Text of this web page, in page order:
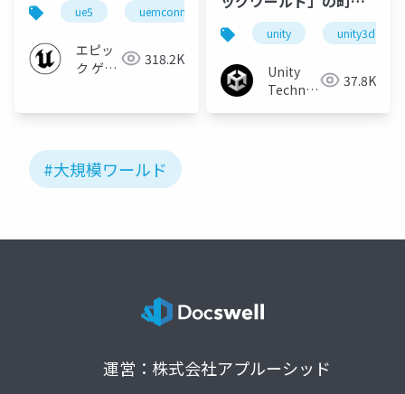
ue5 uemconnect
エピッ
ク ゲー
318.2K
実現のための実用的な
技術の紹介／Practical
technologies to
create Big World city
with time-of-day
unity unity3d
Unity
Technologies37.8K
#大規模ワールド
運営：株式会社アプルーシッド